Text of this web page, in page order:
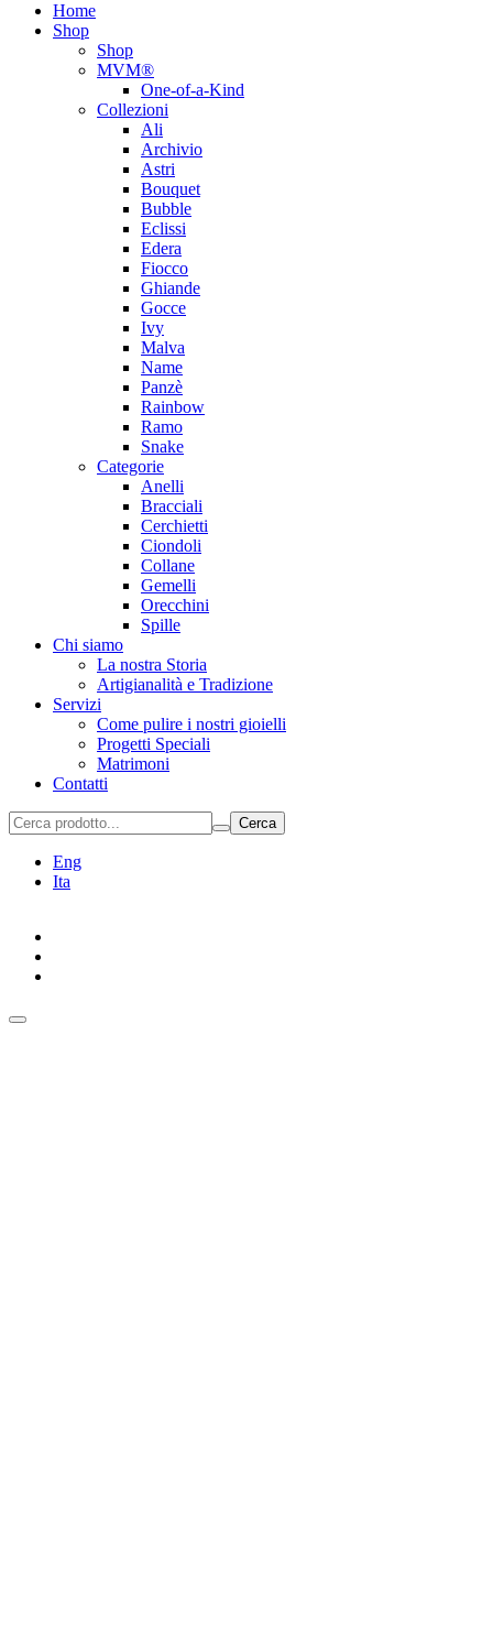
Home
Shop
Shop
MVM®
One-of-a-Kind
Collezioni
Ali
Archivio
Astri
Bouquet
Bubble
Eclissi
Edera
Fiocco
Ghiande
Gocce
Ivy
Malva
Name
Panzè
Rainbow
Ramo
Snake
Categorie
Anelli
Bracciali
Cerchietti
Ciondoli
Collane
Gemelli
Orecchini
Spille
Chi siamo
La nostra Storia
Artigianalità e Tradizione
Servizi
Come pulire i nostri gioielli
Progetti Speciali
Matrimoni
Contatti
Cerca
Eng
Ita